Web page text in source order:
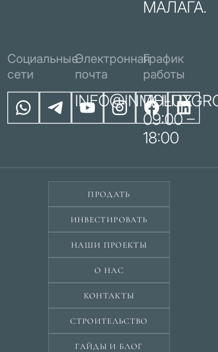
МАЛАГА.
Социальные
сети
Электронная
почта
График
работы
ПН-ПТ
09:00 –
18:00
ПРОДАТЬ
ИНВЕСТИРОВАТЬ
НАШИ ПРОЕКТЫ
О НАС
КОНТАКТЫ
СТРОИТЕЛЬСТВО
ГАЙДЫ И БЛОГ